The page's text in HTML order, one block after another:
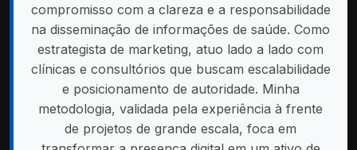
compromisso com a clareza e a responsabilidade
na disseminação de informações de saúde. Como
estrategista de marketing, atuo lado a lado com
clínicas e consultórios que buscam escalabilidade
e posicionamento de autoridade. Minha
metodologia, validada pela experiência à frente
de projetos de grande escala, foca em